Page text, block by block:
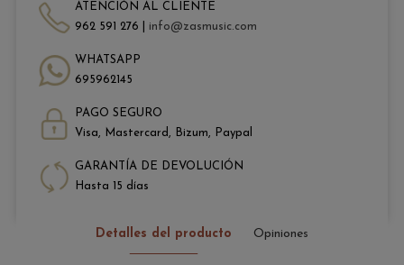
ATENCIÓN AL CLIENTE
962 591 276 | info@zasmusic.com
WHATSAPP
695962145
PAGO SEGURO
Visa, Mastercard, Bizum, Paypal
GARANTÍA DE DEVOLUCIÓN
Hasta 15 días
Detalles del producto Opiniones